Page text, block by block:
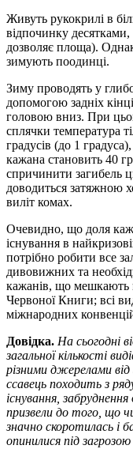
Живуть рукокрилі в
відпочинку
дозволяє площа).
зимують поодинці.
Зиму проводять у
допомогою задніх
головою вниз. При
сплячки температура
градусів (до 1
кажана становить 40
спричинити загибель
доводиться затяжною
виліт комах.
Очевидно, що доля
існування в
потрібно робити все
дивовижних та
кажанів, що мешкають
Червоної Книги; всі
міжнародних
Довідка. На сьогодні
загальної кількості
різними джерелами
ссавець походить з
існування,
призвели до того, що
значно скоротилась і
опинилися під